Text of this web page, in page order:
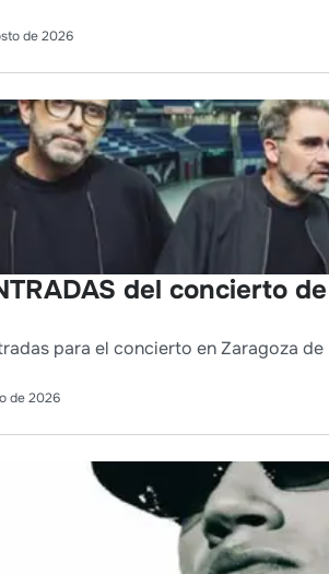
de 2026
del concierto
para el concierto en Zaragoza
de 2026